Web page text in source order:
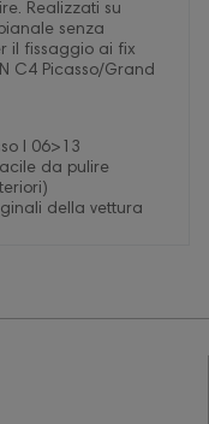
Realizzati su
senza
il fissaggio ai fix
C4 Picasso/Grand
I 06>13
da pulire
della vettura